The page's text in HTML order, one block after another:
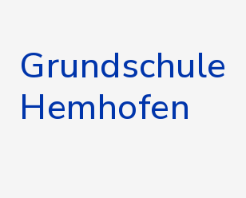
Grundschule
Hemhofen